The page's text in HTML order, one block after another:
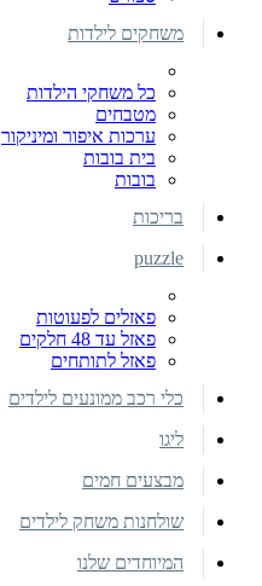
משחקים לילדות
כל משחקי הילדות
מטבחים
ערכות איפור ומיניקור
בית בובות
בובות
בריכות
puzzle
פאזלים לפעוטות
פאזל עד 48 חלקים
פאזל לתותחים
כלי רכב ממונעים לילדים
ליגו
מבצעים חמים
שולחנות משחק לילדים
המיוחדים שלנו